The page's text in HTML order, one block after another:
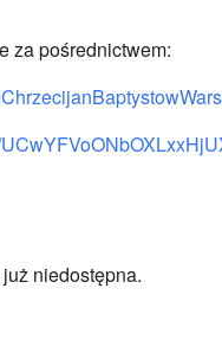
za pośrednictwem:
niedostępna.